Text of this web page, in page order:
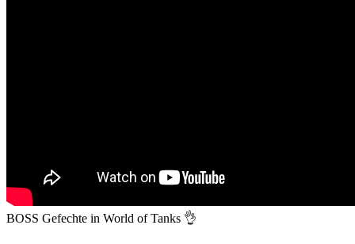
BOSS Gefechte in World of Tanks 👌